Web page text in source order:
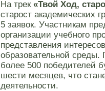
На трек «Твой Ход,
старост академических
5 заявок. Участникам
организации учебного
представления
образовательной среды.
более 500 победителей
шести месяцев, что
деятельности.